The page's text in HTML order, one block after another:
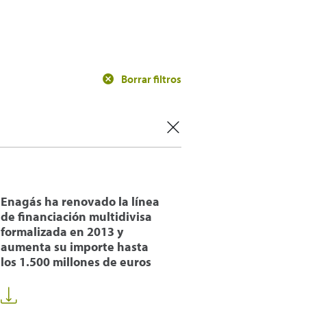
Borrar filtros
Enagás ha renovado la línea
de financiación multidivisa
formalizada en 2013 y
aumenta su importe hasta
los 1.500 millones de euros